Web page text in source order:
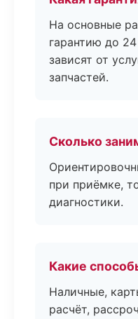
На основные
гарантию до
зависят от
запчастей.
Сколько
при приёмке,
диагностики.
Какие
Наличные,
расчёт,